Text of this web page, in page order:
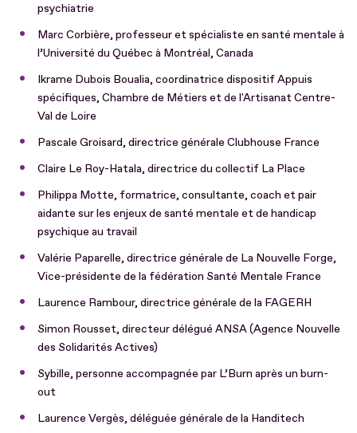
psychiatrie
Marc Corbière, professeur et spécialiste en santé mentale à
l’Université du Québec à Montréal, Canada
Ikrame Dubois Boualia, coordinatrice dispositif Appuis
spécifiques, Chambre de Métiers et de l'Artisanat Centre-
Val de Loire
Pascale Groisard, directrice générale Clubhouse France
Claire Le Roy-Hatala, directrice du collectif La Place
Philippa Motte, formatrice, consultante, coach et pair
aidante sur les enjeux de santé mentale et de handicap
psychique au travail
Valérie Paparelle, directrice générale de La Nouvelle Forge,
Vice-présidente de la fédération Santé Mentale France
Laurence Rambour, directrice générale de la FAGERH
Simon Rousset, directeur délégué ANSA (Agence Nouvelle
des Solidarités Actives)
Sybille, personne accompagnée par L’Burn après un burn-
out
Laurence Vergès, déléguée générale de la Handitech